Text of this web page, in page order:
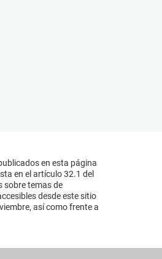
en esta página
en el artículo 32.1 del
sobre temas de
desde este sitio
así como frente a